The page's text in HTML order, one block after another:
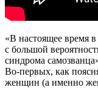
«В настоящее время
с большой
синдрома
Во-первых, как
женщин (а именно